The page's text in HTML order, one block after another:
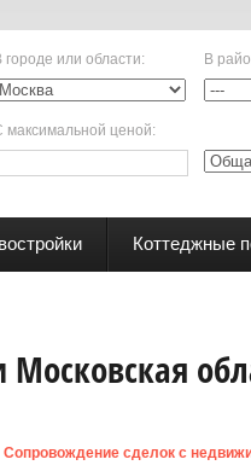
городе или области: В
максимальной ценой:
Коттеджные
Сопровождение сделок с